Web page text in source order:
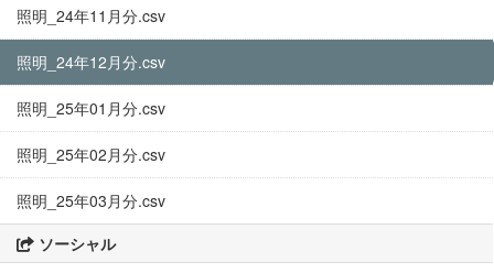
照明_24年11月分.csv
照明_24年12月分.csv
照明_25年01月分.csv
照明_25年02月分.csv
照明_25年03月分.csv
ソーシャル